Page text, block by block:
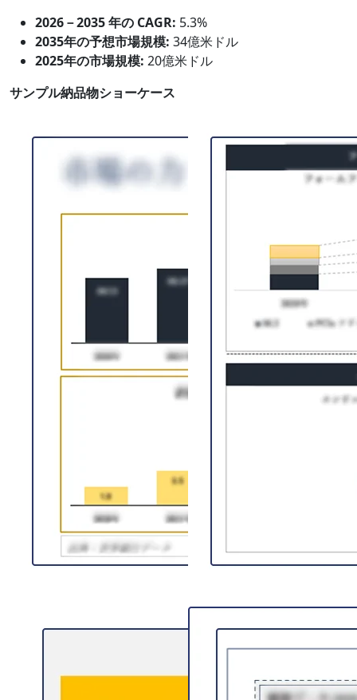
2026－2035 年の CAGR: 5.3%
2035年の予想市場規模: 34億米ドル
2025年の市場規模: 20億米ドル
サンプル納品物ショーケース